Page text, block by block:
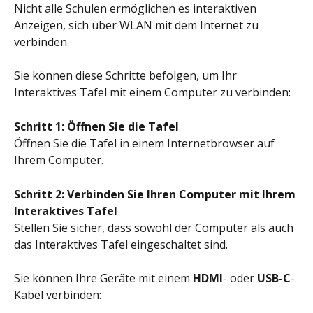
Nicht alle Schulen ermöglichen es interaktiven
Anzeigen, sich über WLAN mit dem Internet zu
verbinden.
Sie können diese Schritte befolgen, um Ihr
Interaktives Tafel mit einem Computer zu verbinden:
Schritt 1: Öffnen Sie die Tafel
Öffnen Sie die Tafel in einem Internetbrowser auf
Ihrem Computer.
Schritt 2: Verbinden Sie Ihren Computer mit Ihrem
Interaktives Tafel
Stellen Sie sicher, dass sowohl der Computer als auch
das Interaktives Tafel eingeschaltet sind.
Sie können Ihre Geräte mit einem HDMI- oder USB-C-
Kabel verbinden: